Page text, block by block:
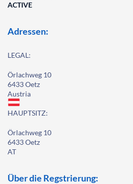
ACTIVE
Adressen:
LEGAL:
Örlachweg 10
6433 Oetz
Austria
HAUPTSITZ:
Örlachweg 10
6433 Oetz
AT
Über die Regstrierung: